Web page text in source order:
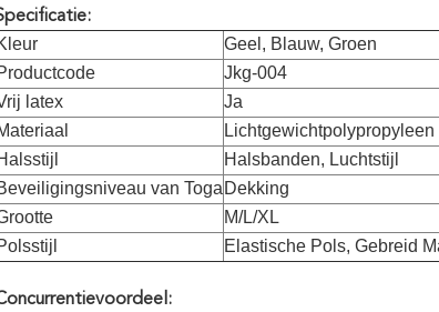
Geel, Blauw, Groen
Jkg-004
latex
Ja
Lichtgewichtpolypropyleen
Halsbanden, Luchtstijl
van Toga Dekking
M/L/XL
Elastische Pols, Gebreid